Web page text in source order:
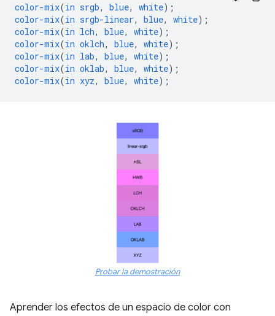
color-mix(in srgb, blue, white);
color-mix(in srgb-linear, blue, white);
color-mix(in lch, blue, white);
color-mix(in oklch, blue, white);
color-mix(in lab, blue, white);
color-mix(in oklab, blue, white);
color-mix(in xyz, blue, white);
Probar la demostración
Aprender los efectos de un espacio de color con